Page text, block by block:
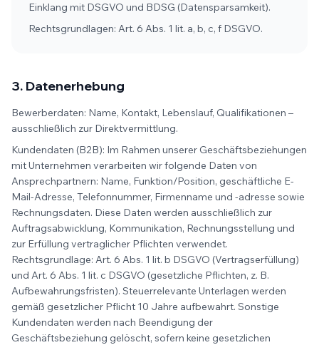
Einklang mit DSGVO und BDSG (Datensparsamkeit).
Rechtsgrundlagen: Art. 6 Abs. 1 lit. a, b, c, f DSGVO.
3. Datenerhebung
Bewerberdaten: Name, Kontakt, Lebenslauf, Qualifikationen –
ausschließlich zur Direktvermittlung.
Kundendaten (B2B): Im Rahmen unserer Geschäftsbeziehungen
mit Unternehmen verarbeiten wir folgende Daten von
Ansprechpartnern: Name, Funktion/Position, geschäftliche E-
Mail-Adresse, Telefonnummer, Firmenname und -adresse sowie
Rechnungsdaten. Diese Daten werden ausschließlich zur
Auftragsabwicklung, Kommunikation, Rechnungsstellung und
zur Erfüllung vertraglicher Pflichten verwendet.
Rechtsgrundlage: Art. 6 Abs. 1 lit. b DSGVO (Vertragserfüllung)
und Art. 6 Abs. 1 lit. c DSGVO (gesetzliche Pflichten, z. B.
Aufbewahrungsfristen). Steuerrelevante Unterlagen werden
gemäß gesetzlicher Pflicht 10 Jahre aufbewahrt. Sonstige
Kundendaten werden nach Beendigung der
Geschäftsbeziehung gelöscht, sofern keine gesetzlichen